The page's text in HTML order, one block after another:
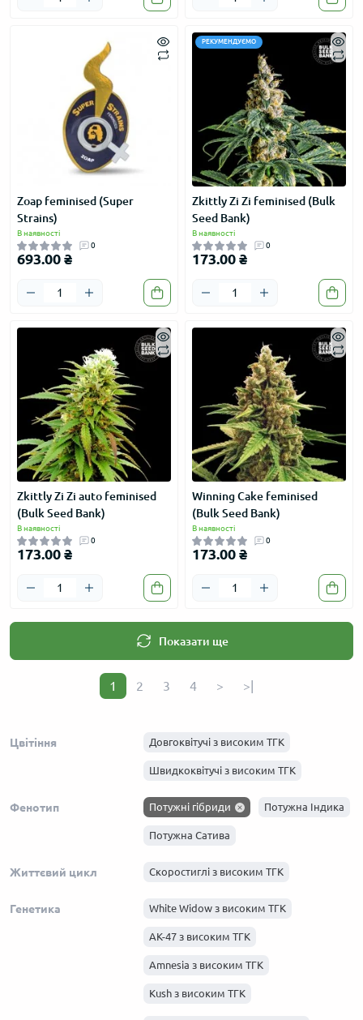
Zoap feminised (Super
Strains)
В наявності
0
693.00 ₴
РЕКУМЕНДУЄМО
Zkittly Zi Zi feminised (Bulk
Seed Bank)
В наявності
0
173.00 ₴
Zkittly Zi Zi auto feminised
(Bulk Seed Bank)
В наявності
0
173.00 ₴
Winning Cake feminised
(Bulk Seed Bank)
В наявності
0
173.00 ₴
Показати ще
1 2 3 4 > >|
Цвітіння Довгоквітучі з високим ТГК
Швидкоквітучі з високим ТГК
Фенотип Потужні гібриди Потужна Індика
Потужна Сатива
Життєвий цикл Скоростиглі з високим ТГК
Генетика White Widow з високим ТГК
АК-47 з високим ТГК
Amnesia з високим ТГК
Kush з високим ТГК